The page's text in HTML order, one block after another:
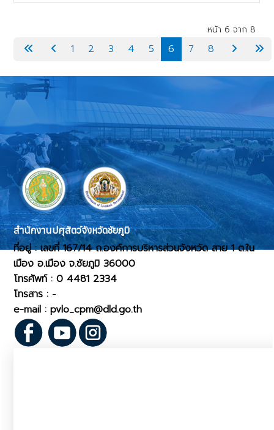
หน้า 6 จาก 8
1 2 3 4 5 6 7 8
สำนักงานปศุสัตว์จังหวัดชัยภูมิ
ที่อยู่ : เลขที่ 167/14 ถ.องค์การบริหารส่วนจังหวัด สาย 1 ต.ใน
เมือง อ.เมือง จ.ชัยภูมิ 36000
โทรศัพท์ : 0 4481 2334
โทรสาร : -
e-mail : pvlo_cpm@dld.go.th